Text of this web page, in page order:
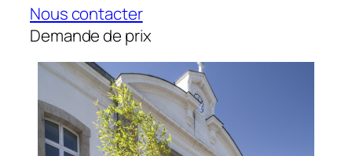
Nous contacter
Demande de prix